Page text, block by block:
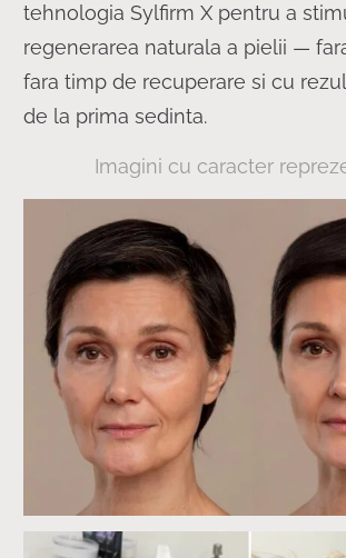
tehnologia Sylfirm X pentru a
regenerarea naturala a pielii —
fara timp de recuperare si cu
de la prima sedinta.
Imagini cu caracter